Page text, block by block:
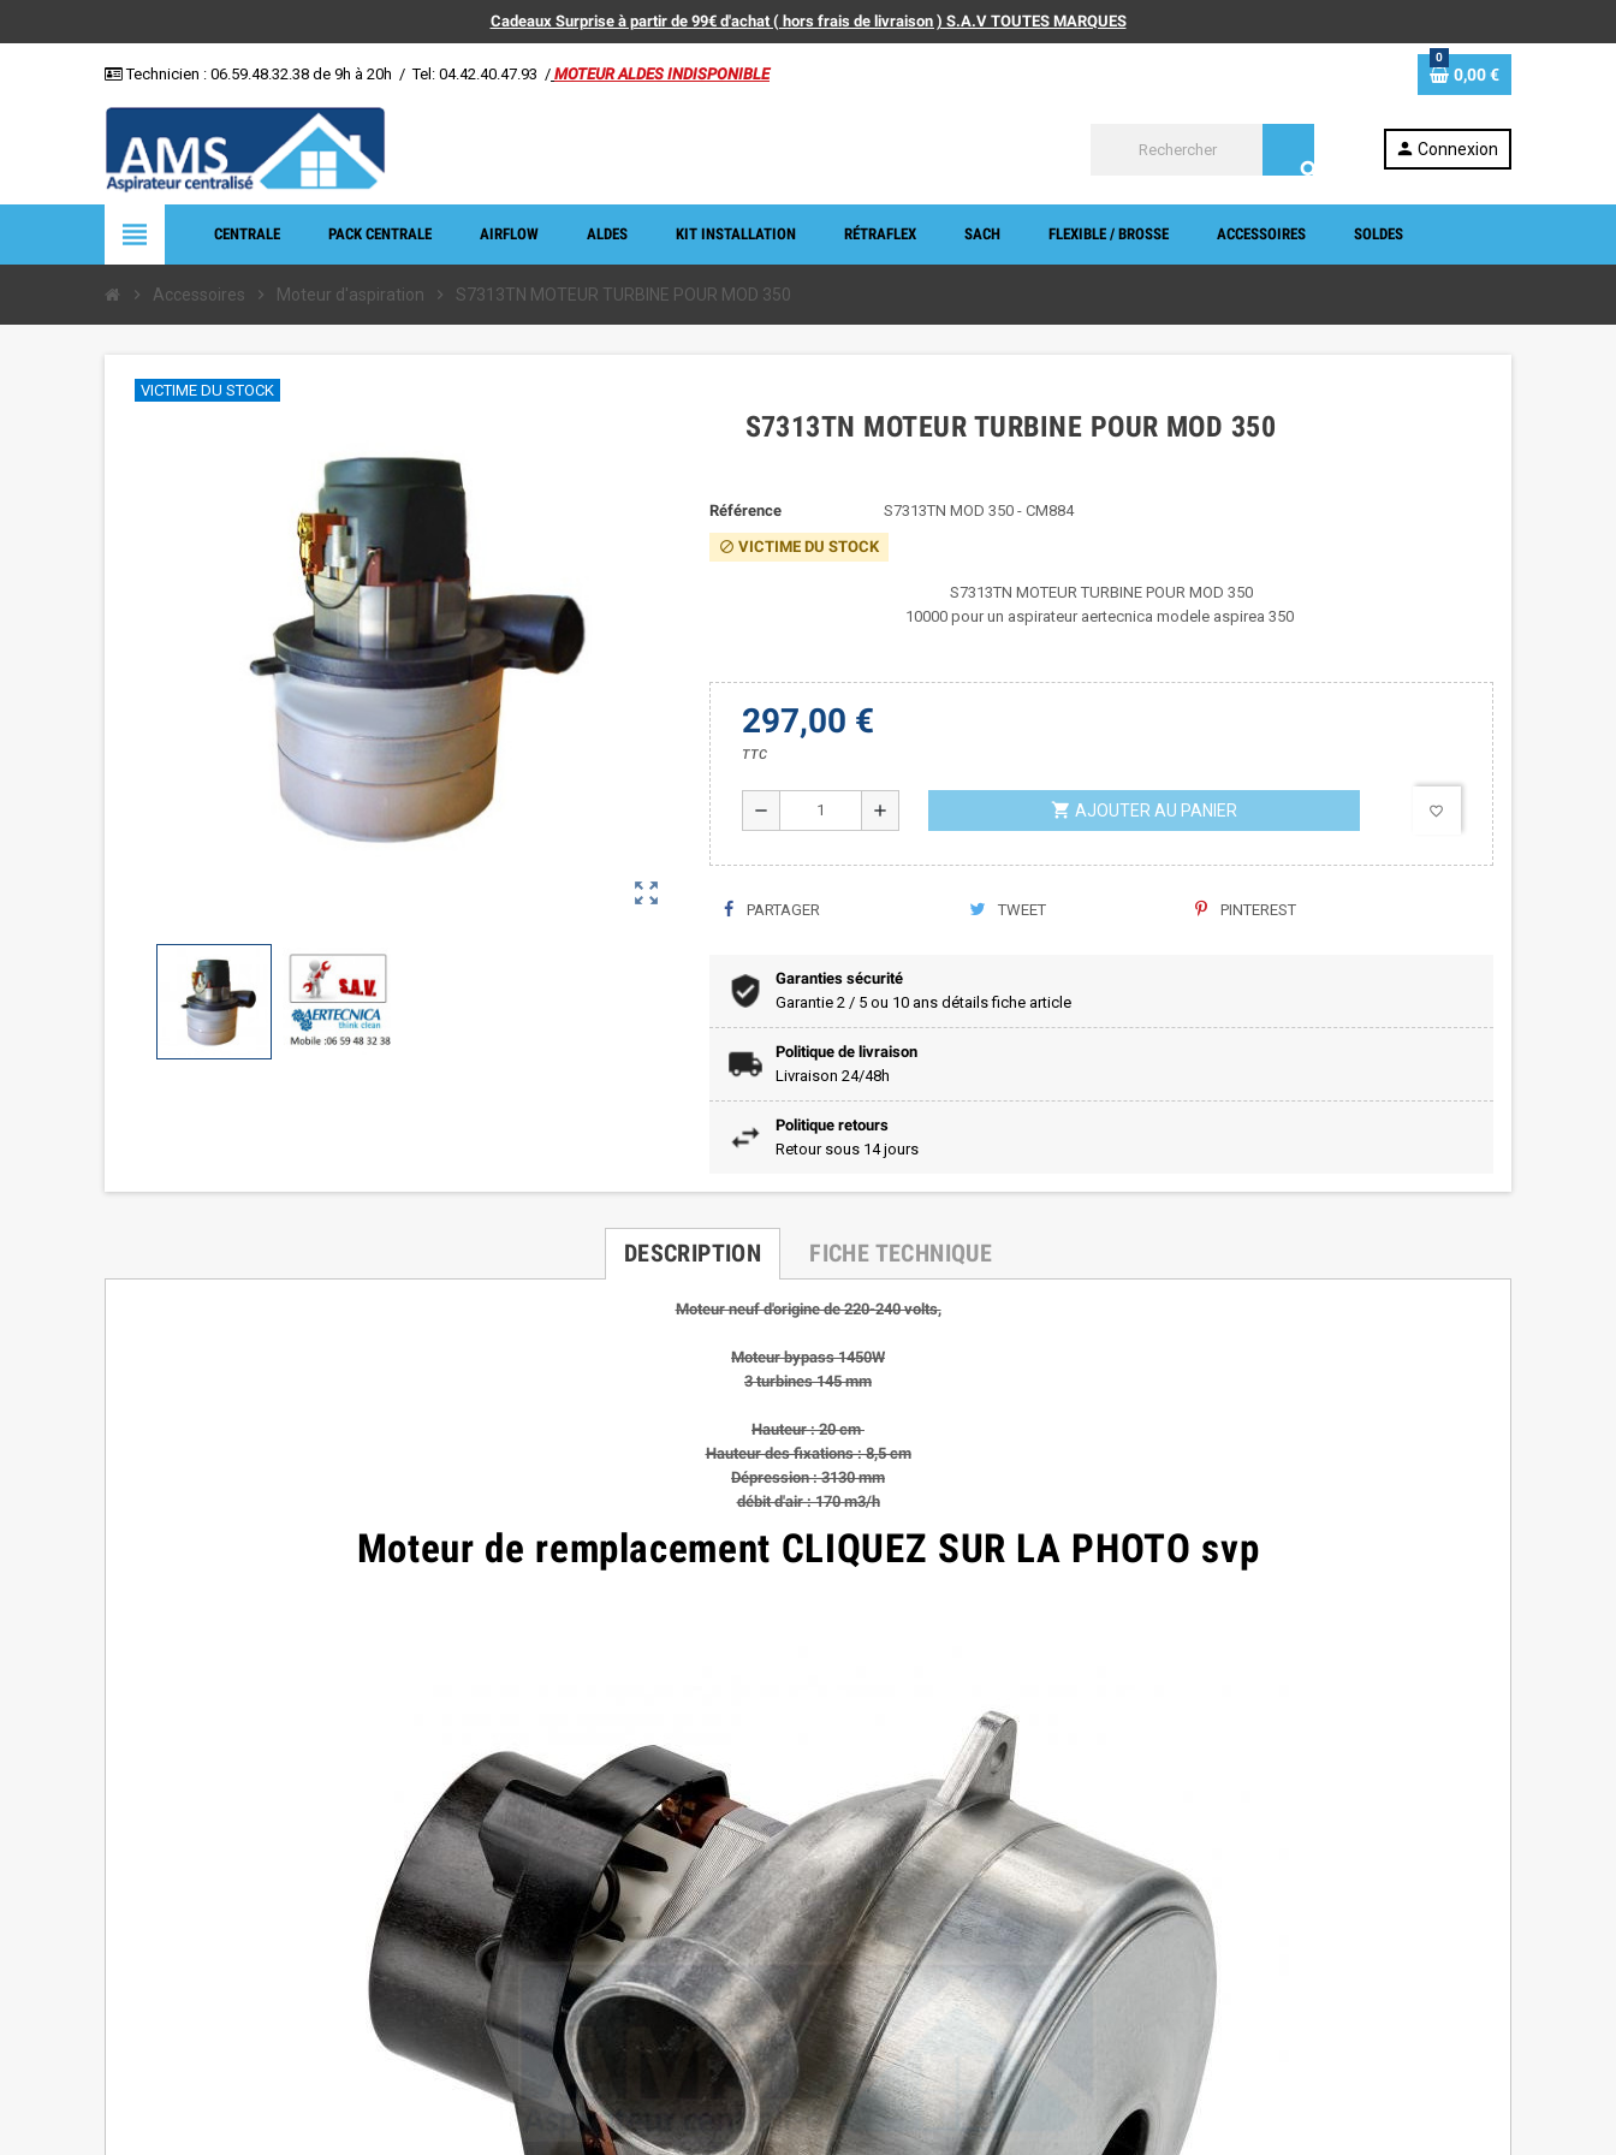
Cadeaux Surprise à partir de 99€ d'achat ( hors frais de livraison ) S.A.V TOUTES MARQUES
Technicien : 06.59.48.32.38 de 9h à 20h / Tel: 04.42.40.47.93 / MOTEUR ALDES INDISPONIBLE
0
0,00 €
search
person Connexion
view_headline CENTRALE PACK CENTRALE AIRFLOW ALDES KIT INSTALLATION RÉTRAFLEX SACH FLEXIBLE / BROSSE ACCESSOIRES SOLDES
chevron_right Accessoires chevron_right Moteur d'aspiration chevron_right S7313TN MOTEUR TURBINE POUR MOD 350
zoom_out_map
VICTIME DU STOCK
S7313TN MOTEUR TURBINE POUR MOD 350
Référence S7313TN MOD 350 - CM884
block VICTIME DU STOCK
S7313TN MOTEUR TURBINE POUR MOD 350
10000 pour un aspirateur aertecnica modele aspirea 350
297,00 €
TTC
remove add shopping_cart AJOUTER AU PANIER favorite_border
PARTAGER TWEET PINTEREST
Garanties sécurité
Garantie 2 / 5 ou 10 ans détails fiche article
Politique de livraison
Livraison 24/48h
Politique retours
Retour sous 14 jours
DESCRIPTION FICHE TECHNIQUE
Moteur neuf d'origine de 220-240 volts,
Moteur bypass 1450W
3 turbines 145 mm
Hauteur : 20 cm
Hauteur des fixations : 8,5 cm
Dépression : 3130 mm
débit d'air : 170 m3/h
Moteur de remplacement CLIQUEZ SUR LA PHOTO svp